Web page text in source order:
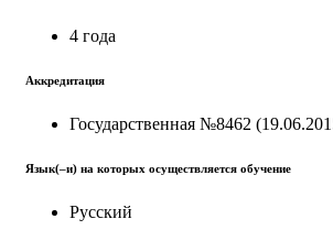
4 года
Аккредитация
Государственная №8462
Язык(–и) на которых осуществляется обучение
Русский